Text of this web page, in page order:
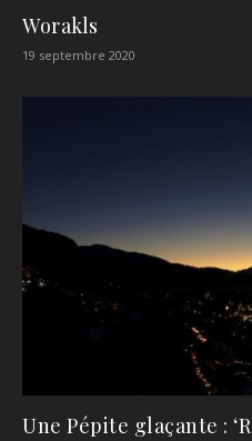
Worakls
19 septembre 2020
Une Pépite glaçante :